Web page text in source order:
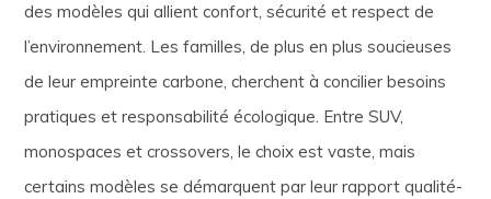
des modèles qui allient confort, sécurité et respect de
l’environnement. Les familles, de plus en plus soucieuses
de leur empreinte carbone, cherchent à concilier besoins
pratiques et responsabilité écologique. Entre SUV,
monospaces et crossovers, le choix est vaste, mais
certains modèles se démarquent par leur rapport qualité-